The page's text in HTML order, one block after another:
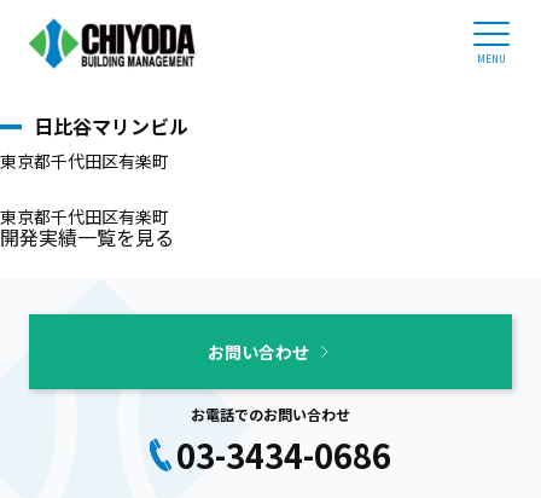
ホーム
企業情報
事業内容
管理物件紹介
採用情報
03-3434-0686
平日 9:00 - 17:30
お問い合わせ
ホーム>開発実績> 日比谷マリンビル
日比谷マリンビル
東京都千代田区有楽町
東京都千代田区有楽町
開発実績一覧を見る
お問い合わせ
お電話でのお問い合わせ
03-3434-0686